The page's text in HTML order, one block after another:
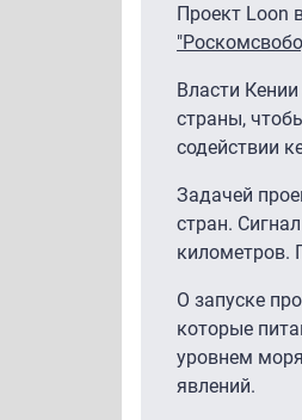
Проект Loon
Власти
страны,
содействии
Задачей
стран.
километров.
О запуске
которые
уровнем
явлений.